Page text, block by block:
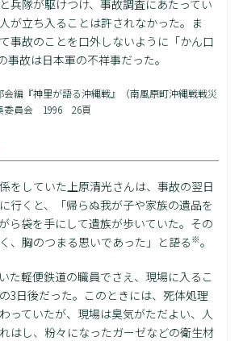
兵隊が駆けつけ、事故調査にあたってい
が立ち入ることは許されなかった。ま
事故のことを口外しないように「かん口
事故は日本軍の不祥事だった。
編『神里が語る沖縄戦』（南風原町沖縄戦戦災
委員会 1996 26頁
をしていた上原清光さんは、事故の翌日
行くと、「帰らぬ我が子や家族の遺品を
ら袋を手にして遺族が歩いていた。その
、胸のつまる思いであった」と語る ※。
た軽便鉄道の職員でさえ、現場に入るこ
3日後だった。このときには、死体処理
っていたが、現場は臭気がただよい、人
はし、粉々になったガーゼなどの衛生材